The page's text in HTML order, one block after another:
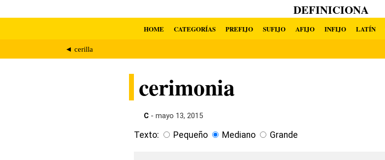
DEFINICIONA
HOME CATEGORÍAS PREFIJO SUFIJO AFIJO INFIJO LATÍN
◄ cerilla
cerimonia
C - mayo 13, 2015
Texto: Pequeño Mediano Grande